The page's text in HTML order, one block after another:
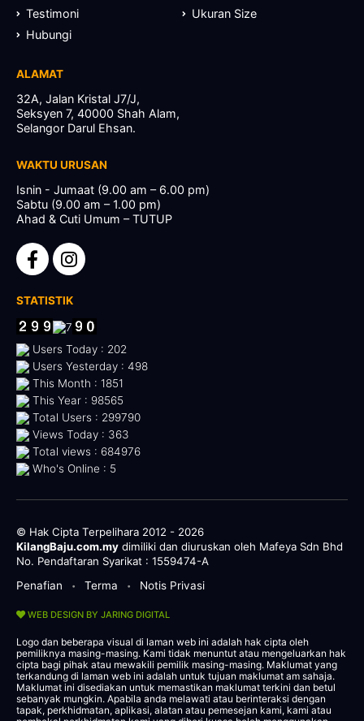
Testimoni
Ukuran Size
Hubungi
ALAMAT
32A, Jalan Kristal J7/J,
Seksyen 7, 40000 Shah Alam,
Selangor Darul Ehsan.
WAKTU URUSAN
Isnin - Jumaat (9.00 am – 6.00 pm)
Sabtu (9.00 am – 1.00 pm)
Ahad & Cuti Umum – TUTUP
STATISTIK
Users Today : 202
Users Yesterday : 498
This Month : 1851
This Year : 98565
Total Users : 299790
Views Today : 363
Total views : 684976
Who's Online : 5
© Hak Cipta Terpelihara 2012 - 2026
KilangBaju.com.my dimiliki dan diuruskan oleh Mafeya Sdn Bhd
No. Pendaftaran Syarikat : 1559474-A
Penafian
• Terma • Notis Privasi
WEB DESIGN BY JARING DIGITAL
Logo dan beberapa visual di laman web ini adalah hak cipta oleh
pemiliknya masing-masing. Kami tidak menuntut atau mengeluarkan hak
cipta bagi pihak atau mewakili pemilik masing-masing. Maklumat yang
terkandung di laman web ini adalah untuk tujuan maklumat am sahaja.
Maklumat ini disediakan untuk memastikan maklumat terkini dan betul
sebanyak mungkin. Apabila anda melawati atau berinteraksi dengan
tapak, perkhidmatan, aplikasi, alatan atau pemesejan kami, kami atau